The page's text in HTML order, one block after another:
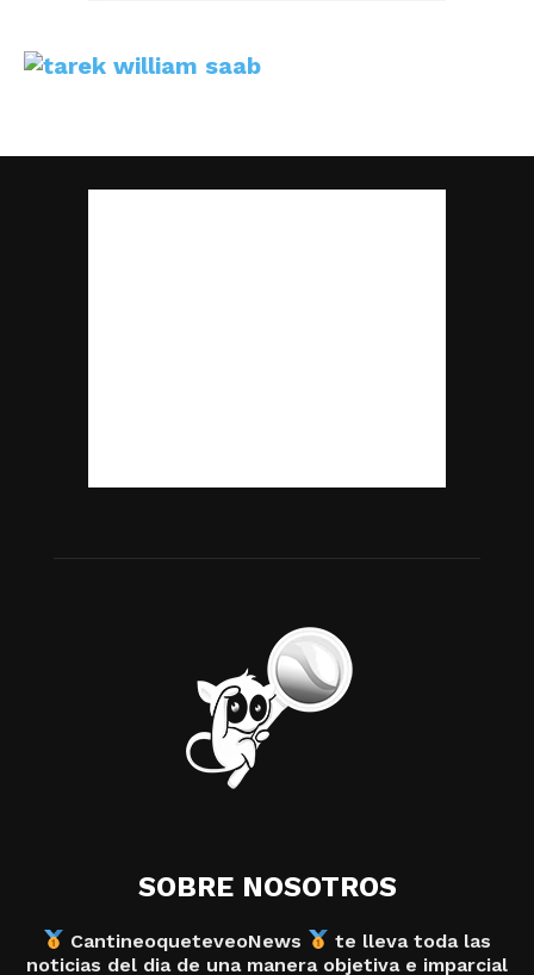
SOBRE NOSOTROS
CantineoqueteveoNews
te lleva toda las
noticias del dia de una manera objetiva e imparcial